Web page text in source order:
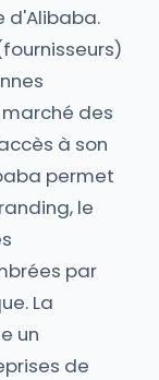
d'Alibaba.
des
à son
permet
le
par
La
un
de